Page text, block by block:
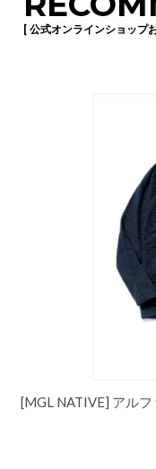
[ 公式オンラインショップ